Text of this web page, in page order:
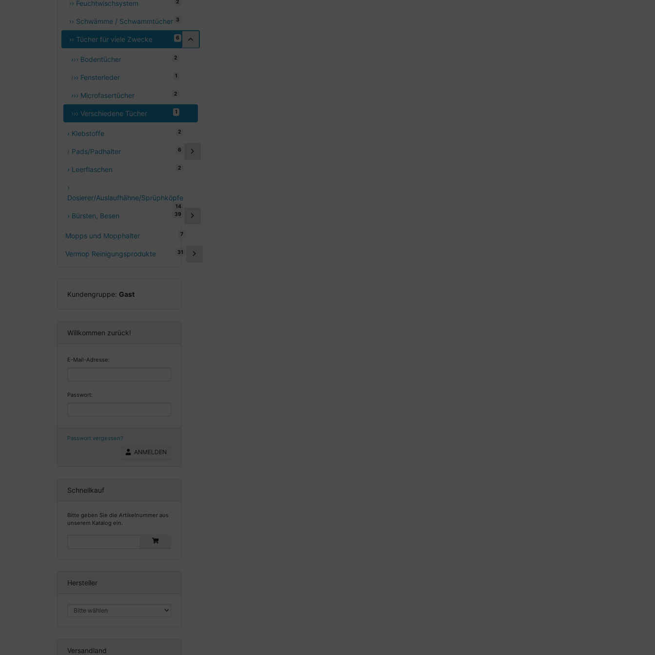
›› Feuchtwischsystem 2
›› Schwämme / Schwammtücher 3
›› Tücher für viele Zwecke 6
››› Bodentücher 2
››› Fensterleder 1
››› Microfasertücher 2
››› Verschiedene Tücher 1
› Klebstoffe 2
› Pads/Padhalter 6
› Leerflaschen 2
›
Dosierer/Auslaufhähne/Sprüphköpfe
14
› Bürsten, Besen 39
Mopps und Mopphalter 7
Vermop Reinigungsprodukte 31
Kundengruppe: Gast
Willkommen zurück!
E-Mail-Adresse:
Passwort:
Passwort vergessen?
ANMELDEN
Schnellkauf
Bitte geben Sie die Artikelnummer aus
unserem Katalog ein.
Hersteller
Versandland